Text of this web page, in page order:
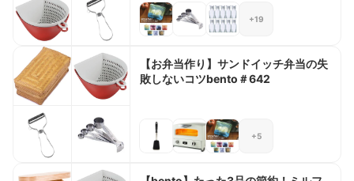
+19
【お弁当作り】サンドイッチ弁当の失
敗しないコツbento＃642
+5